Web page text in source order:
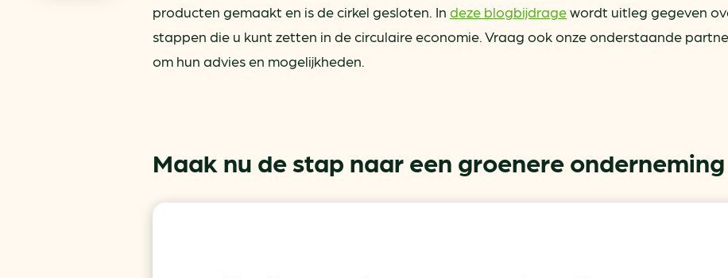
producten gemaakt en is de cirkel gesloten. In deze blogbijdragewordt uitleg gegeven
stappen die u kunt zetten in de circulaire economie. Vraag ook onze onderstaande
om hun advies en mogelijkheden.
Maak nu de stap naar een groenere onderneming